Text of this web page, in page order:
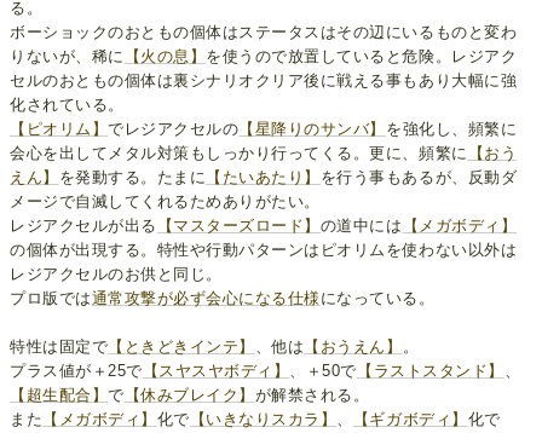
る。
ボーショックのおともの個体はステータスはその辺にいるものと変わ
りないが、稀に
【火の息】 を使うので放置していると危険。レジアク
セルのおともの個体は裏シナリオクリア後に戦える事もあり大幅に強
化されている。
【ピオリム】でレジアクセルの 【星降りのサンバ】 を強化し、頻繁に
会心を出してメタル対策もしっかり行ってくる。更に、頻繁に
【おう
えん】 を発動する。たまに 【たいあたり】 を行う事もあるが、反動ダ
メージで自滅してくれるためありがたい。
レジアクセルが出る
【マスターズロード】 の道中には 【メガボディ】
の個体が出現する。特性や行動パターンはピオリムを使わない以外は
レジアクセルのお供と同じ。
プロ版では通常攻撃が必ず会心になる仕様 になっている。
特性は固定で 【ときどきインテ】 、他は 【おうえん】 。
プラス値が＋25で 【スヤスヤボディ】 、＋50で 【ラストスタンド】 、
【超生配合】で 【休みブレイク】 が解禁される。
また 【メガボディ】 化で 【いきなりスカラ】 、 【ギガボディ】 化で